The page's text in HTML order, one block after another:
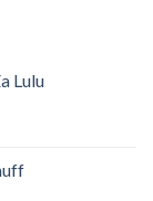
Lulu